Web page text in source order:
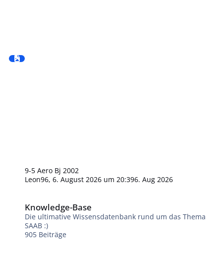
9-5 Aero Bj 2002
Leon96,6. August 2026 um 20:396. Aug 2026
Knowledge-Base
Die ultimative Wissensdatenbank rund um das Thema
SAAB :)
905 Beiträge